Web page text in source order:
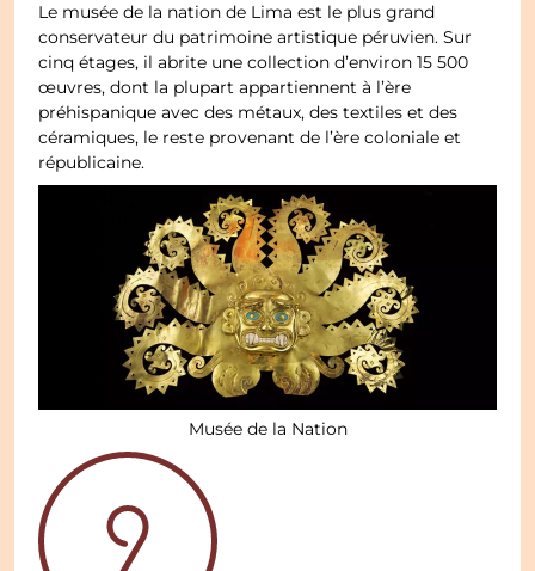
Le musée de la nation de Lima est le plus grand
conservateur du patrimoine artistique péruvien. Sur
cinq étages, il abrite une collection d’environ 15 500
œuvres, dont la plupart appartiennent à l’ère
préhispanique avec des métaux, des textiles et des
céramiques, le reste provenant de l’ère coloniale et
républicaine.
Musée de la Nation